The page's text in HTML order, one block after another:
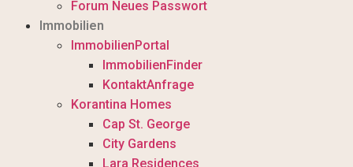
Forum Neues Passwort
Immobilien
ImmobilienPortal
ImmobilienFinder
KontaktAnfrage
Korantina Homes
Cap St. George
City Gardens
Lara Residences